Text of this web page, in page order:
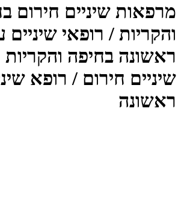
שיניים חירום
/ רופאי שיניים
בחיפה והקריות
חירום / רופא